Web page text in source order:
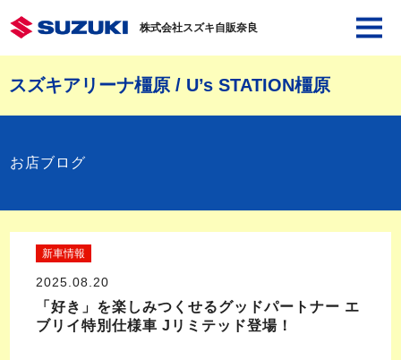
株式会社スズキ自販奈良
スズキアリーナ橿原 / U’s STATION橿原
お店ブログ
新車情報
2025.08.20
「好き」を楽しみつくせるグッドパートナー エ
ブリイ特別仕様車 Jリミテッド登場！